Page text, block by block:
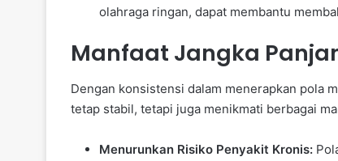
olahraga ringan, dapat membantu
Manfaat Jangka
Dengan konsistensi dalam menerapkan pola
tetap stabil, tetapi juga menikmati berbagai
Menurunkan Risiko Penyakit Kronis: